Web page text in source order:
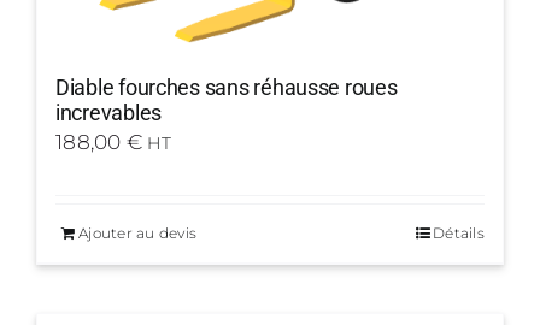
Diable fourches sans réhausse roues
increvables
188,00 € HT
Ajouter au devis Détails